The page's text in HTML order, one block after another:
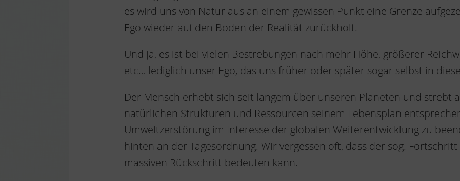
es wird uns von Natur aus an einem gewissen Punkt eine Grenze
Ego wieder auf den Boden der Realität zurückholt.
Und ja, es ist bei vielen Bestrebungen nach mehr Höhe, größerer
etc… lediglich unser Ego, das uns früher oder später sogar selbst in
Der Mensch erhebt sich seit langem über unseren Planeten und strebt
natürlichen Strukturen und Ressourcen seinem Lebensplan
Umweltzerstörung im Interesse der globalen Weiterentwicklung zu
hinten an der Tagesordnung. Wir vergessen oft, dass der sog.
massiven Rückschritt bedeuten kann.